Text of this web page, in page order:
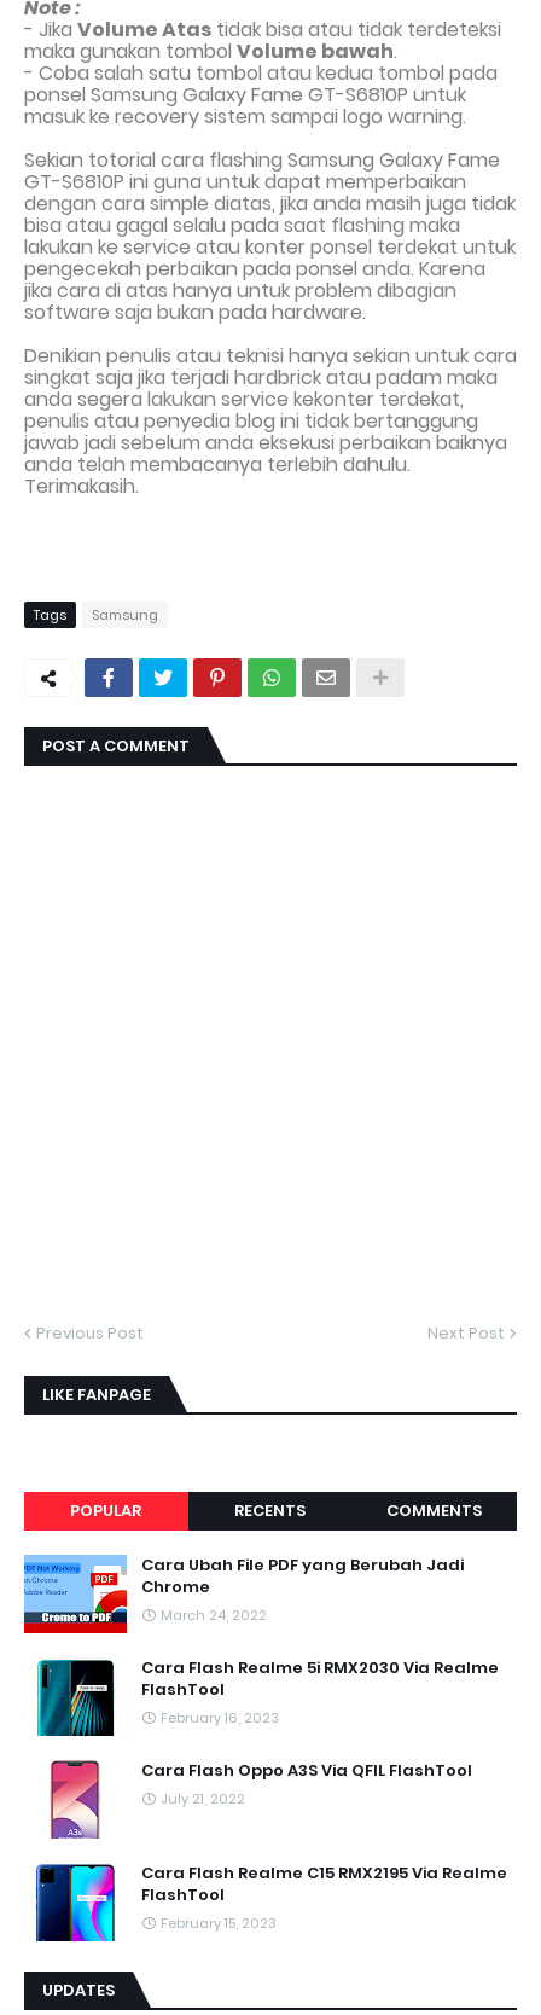
Note :
- Jika Volume Atas tidak bisa atau tidak terdeteksi
maka gunakan tombol Volume bawah.
- Coba salah satu tombol atau kedua tombol pada
ponsel Samsung Galaxy Fame GT-S6810P untuk
masuk ke recovery sistem sampai logo warning.
Sekian totorial cara flashing Samsung Galaxy Fame
GT-S6810P ini guna untukdapat memperbaikan
dengan cara simple diatas, jika anda masih juga tidak
bisa atau gagal selalu pada saat flashing maka
lakukan ke service atau konter ponsel terdekat untuk
pengecekah perbaikan pada ponsel anda. Karena
jika cara di atas hanya untuk problem dibagian
software saja bukan pada hardware.
Denikian penulis atau teknisi hanya sekian untukcara
singkat saja jika terjadi hardbrick atau padam maka
anda segera lakukan service kekonter terdekat,
penulis atau penyedia blog ini tidak bertanggung
jawab jadi sebelum anda eksekusi perbaikan baiknya
anda telah membacanya terlebih dahulu.
Terimakasih.
Tags Samsung
POST A COMMENT
Previous Post Next Post
LIKE FANPAGE
POPULAR RECENTS COMMENTS
Cara Ubah File PDF yang Berubah Jadi
Chrome
March 24, 2022
Cara Flash Realme 5i RMX2030 Via Realme
FlashTool
February 16, 2023
Cara Flash Oppo A3S Via QFIL FlashTool
July 21, 2022
Cara Flash Realme C15 RMX2195 Via Realme
FlashTool
February 15, 2023
UPDATES